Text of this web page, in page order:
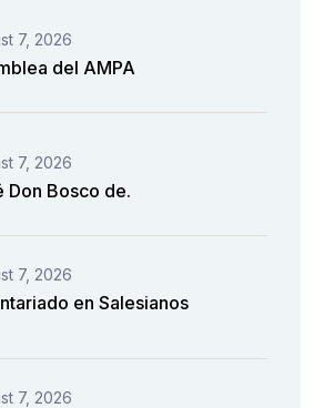
7, 2026
del AMPA
7, 2026
Don Bosco de.
7, 2026
en Salesianos
7, 2026